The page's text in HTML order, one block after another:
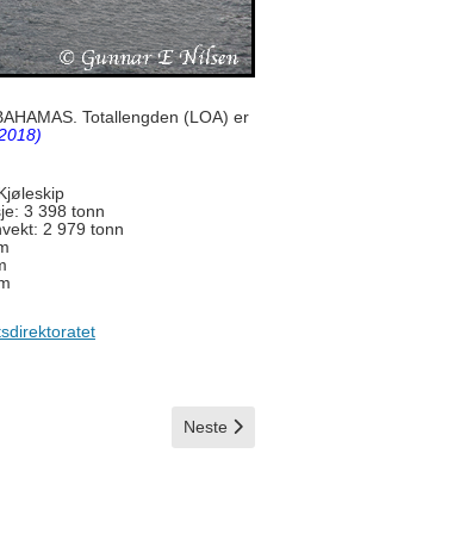
Totallengden (LOA) er
3 398 tonn
2 979 tonn
Neste artikkel: Scan Trans
Neste